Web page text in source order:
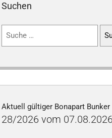
Suchen
Suchen
Aktuell gültiger Bonapart Bunker
28/2026 vom 07.08.2026